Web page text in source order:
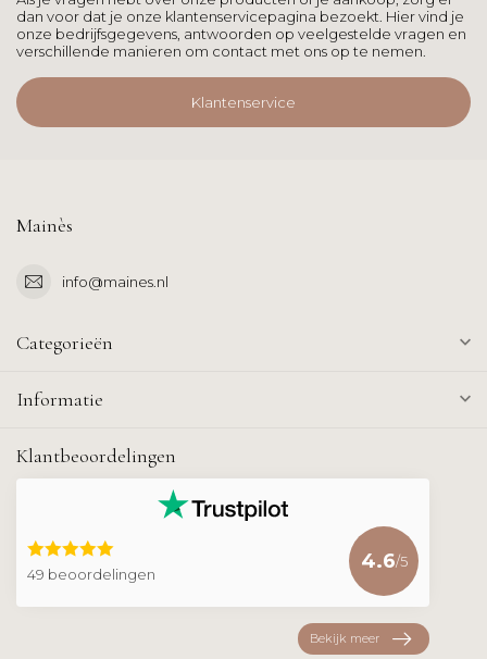
dan voor dat je onze klantenservicepagina bezoekt. Hier vind je
onze bedrijfsgegevens, antwoorden op veelgestelde vragen en
verschillende manieren om contact met ons op te nemen.
Klantenservice
Mainès
info@maines.nl
Categorieën
Informatie
Klantbeoordelingen
49 beoordelingen
4.6/5
Bekijk meer